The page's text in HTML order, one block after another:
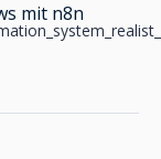
mit n8n